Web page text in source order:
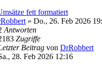
fett formatiert
» Do., 26. Feb 2026
Antworten
Zugriffe
Beitrag von DrRobbert
28. Feb 2026 12:16